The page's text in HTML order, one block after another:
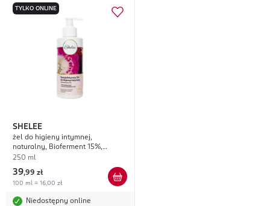
TYLKO ONLINE
SHELEE
żel do higieny intymnej,
naturalny, Bioferment 15%,
przyspieszający procesy
250 ml
39,99 zł
100 ml = 16,00 zł
Niedostępny online